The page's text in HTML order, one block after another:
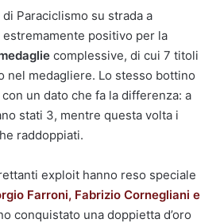
Paraciclismo su strada a
positivo per la
complessive, di cui 7 titoli
nel medagliere. Lo stesso bottino
un dato che fa la differenza: a
stati 3, mentre questa volta i
raddoppiati.
exploit hanno reso speciale
Farroni, Fabrizio Cornegliani e
conquistato una doppietta d’oro